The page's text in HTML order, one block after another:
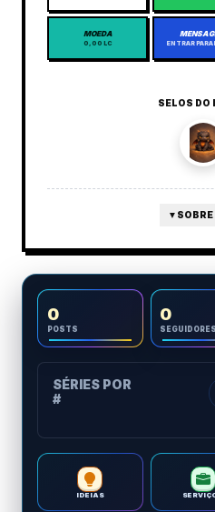
MOEDA
0,00 LC ENTRAR PARA
SELOS DO
▼
0
POSTS
0
SEGUIDORES
SÉRIES POR
#
IDEIAS